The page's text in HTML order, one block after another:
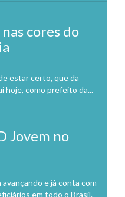
cores do
estar certo, que da
hoje, como prefeito da...
Jovem no
e já conta com
em todo o Brasil.